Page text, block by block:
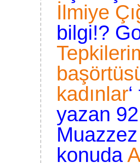
İlmiye
bilgi!?
kadınlar
yazan
konuda